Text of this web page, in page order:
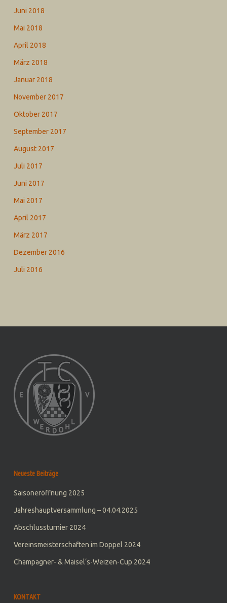
Juni 2018
Mai 2018
April 2018
März 2018
Januar 2018
November 2017
Oktober 2017
September 2017
August 2017
Juli 2017
Juni 2017
Mai 2017
April 2017
März 2017
Dezember 2016
Juli 2016
Neueste Beiträge
Saisoneröffnung 2025
Jahreshauptversammlung – 04.04.2025
Abschlussturnier 2024
Vereinsmeisterschaften im Doppel 2024
Champagner- & Maisel‘s-Weizen-Cup 2024
KONTAKT